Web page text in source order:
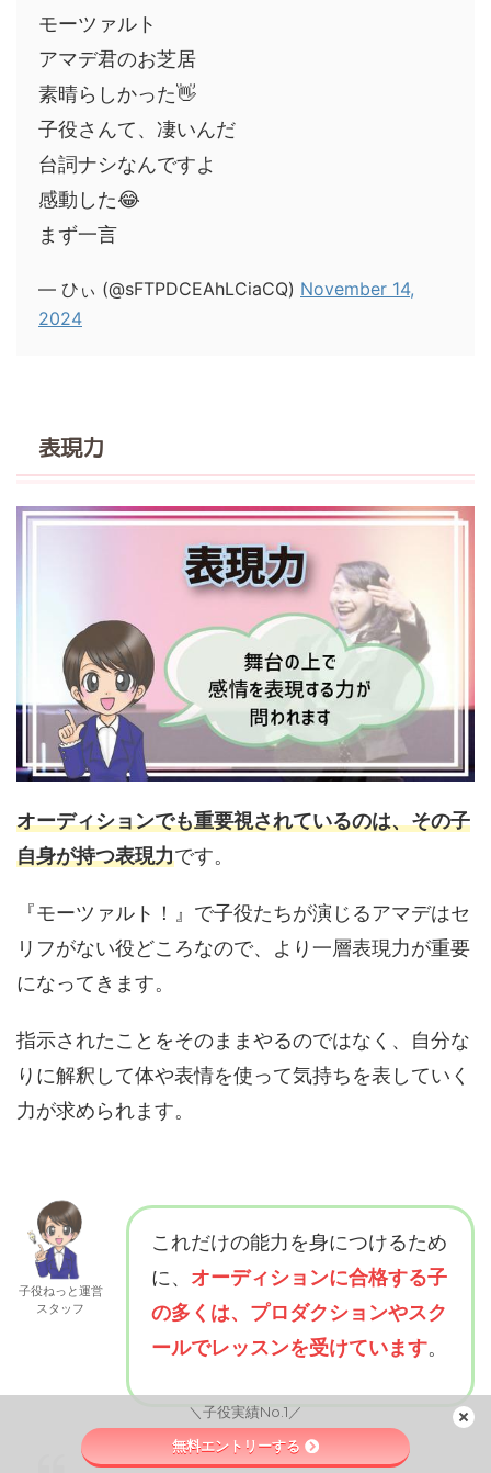
モーツァルト
アマデ君のお芝居
素晴らしかった👋
子役さんて、凄いんだ
台詞ナシなんですよ
感動した😂
まず一言
— ひぃ (@sFTPDCEAhLCiaCQ) November 14,
2024
表現力
オーディションでも重要視されているのは、その子
自身が持つ表現力です。
『モーツァルト！』で子役たちが演じるアマデはセ
リフがない役どころなので、より一層表現力が重要
になってきます。
指示されたことをそのままやるのではなく、自分な
りに解釈して体や表情を使って気持ちを表していく
力が求められます。
子役ねっと運営
スタッフ
これだけの能力を身につけるため
に、 オーディションに合格する子
の多くは、プロダクションやスク
ールでレッスンを受けています。
＼子役実績No.1／
無料エントリーする